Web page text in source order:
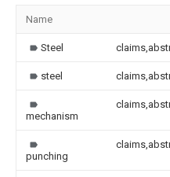
Name
Steel
steel
mechanism
punching